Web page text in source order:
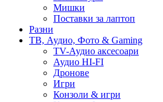
Мишки
Поставки за лаптоп
Разни
ТВ, Аудио, Фото & Gaming
TV-Аудио аксесоари
Аудио HI-FI
Дронове
Игри
Конзоли & игри